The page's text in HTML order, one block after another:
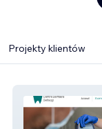
Projekty klientów